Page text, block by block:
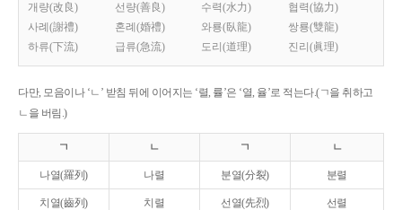
개량(改良) 선량(善良) 수력(水力)
협력(協力)
사례(謝禮)
혼례(婚禮) 와룡(臥龍)
쌍룡(雙龍)
하류(下流)
급류(急流) 도리(道理) 진리(眞理)
다만, 모음이나 ‘ㄴ’ 받침 뒤에 이어지는 ‘렬, 률’은 ‘열, 율’로 적는다.(ㄱ을 취하고
ㄴ을 버림.)
ㄱ ㄴ ㄱ ㄴ
나열(羅列) 나렬 분열(分裂) 분렬
치열(齒列) 치렬 선열(先烈) 선렬